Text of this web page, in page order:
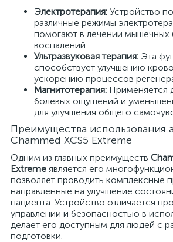
Электротерапия: Устройство
различные режимы
помогают в лечении мышечных
воспалений.
Ультразвуковая терапия: Эта
способствует улучшению
ускорению процессов
Магнитотерапия: Применяется
болевых ощущений и
для улучшения общего
Преимущества использования
Chammed XCS5 Extreme
Одним из главных преимуществ
Extreme является его
позволяет проводить комплексные
направленные на улучшение
пациента. Устройство отличается
управлении и безопасностью в
делает его доступным для людей с
подготовки.